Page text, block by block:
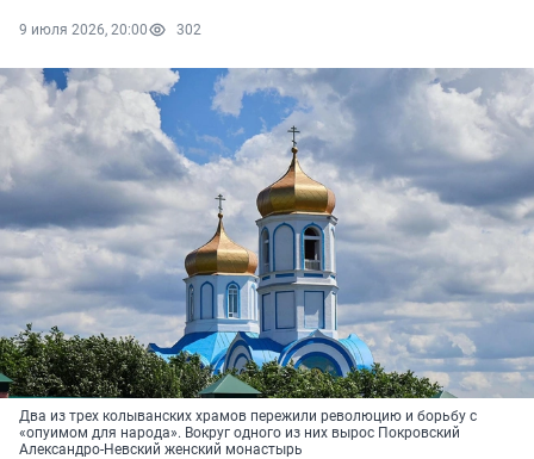
9 июля 2026, 20:00 302
Два из трех колыванских храмов пережили революцию и борьбу с
«опуимом для народа». Вокруг одного из них вырос Покровский
Александро-Невский женский монастырь